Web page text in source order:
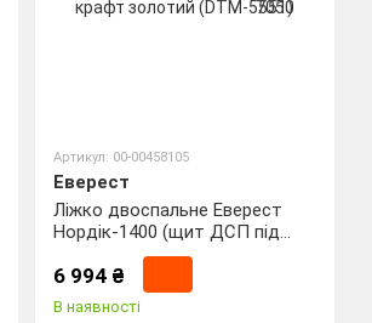
Артикул: 00-00458105
Еверест
Ліжко двоспальне Еверест
Нордік-1400 (щит ДСП під
матрац) 140х200 см Білий +
Дуб крафт золотий (DTM-
5551)
6 994 ₴
В наявності